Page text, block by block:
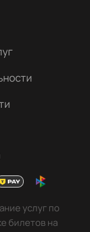
услуг по
билетов на